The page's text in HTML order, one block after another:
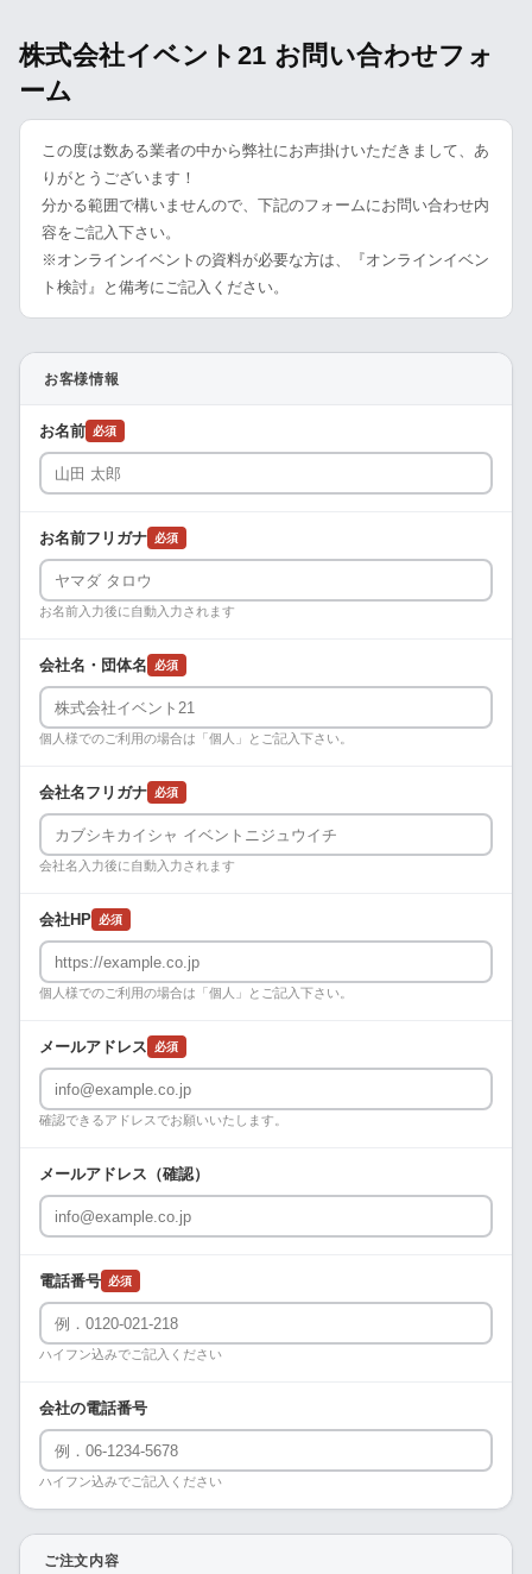
株式会社イベント21 お問い合わせフォ
ーム
この度は数ある業者の中から弊社にお声掛けいただきまして、あ
りがとうございます！
分かる範囲で構いませんので、下記のフォームにお問い合わせ内
容をご記入下さい。
※オンラインイベントの資料が必要な方は、『オンラインイベン
ト検討』と備考にご記入ください。
お客様情報
お名前 必須
お名前フリガナ 必須
お名前入力後に自動入力されます
会社名・団体名 必須
個人様でのご利用の場合は「個人」とご記入下さい。
会社名フリガナ 必須
会社名入力後に自動入力されます
会社HP 必須
個人様でのご利用の場合は「個人」とご記入下さい。
メールアドレス 必須
確認できるアドレスでお願いいたします。
メールアドレス（確認）
電話番号 必須
ハイフン込みでご記入ください
会社の電話番号
ハイフン込みでご記入ください
ご注文内容